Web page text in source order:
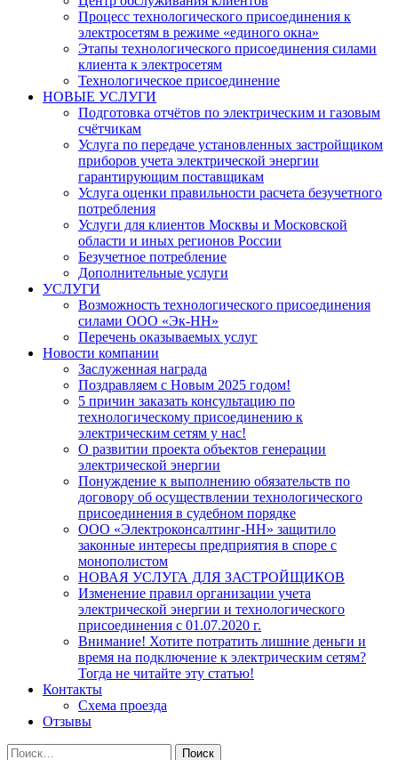
Процесс технологического присоединения к
электросетям в режиме «единого окна»
Этапы технологического присоединения силами
клиента к электросетям
Технологическое присоединение
НОВЫЕ УСЛУГИ
Подготовка отчётов по электрическим и газовым
счётчикам
Услуга по передаче установленных застройщиком
приборов учета электрической энергии
гарантирующим поставщикам
Услуга оценки правильности расчета безучетного
потребления
Услуги для клиентов Москвы и Московской
области и иных регионов России
Безучетное потребление
Дополнительные услуги
УСЛУГИ
​Возможность технологического присоединения
силами ООО «Эк-НН»
Перечень оказываемых услуг
Новости компании
Заслуженная награда
Поздравляем с Новым 2025 годом!
5 причин заказать консультацию по
технологическому присоединению к
электрическим сетям у нас!
О развитии проекта объектов генерации
электрической энергии
Понуждение к выполнению обязательств по
договору об осуществлении технологического
присоединения в судебном порядке
ООО «Электроконсалтинг-НН» защитило
законные интересы предприятия в споре с
монополистом
НОВАЯ УСЛУГА ДЛЯ ЗАСТРОЙЩИКОВ
Изменение правил организации учета
электрической энергии и технологического
присоединения с 01.07.2020 г.
Внимание! Хотите потратить лишние деньги и
время на подключение к электрическим сетям?
Тогда не читайте эту статью!
Контакты
Схема проезда
Отзывы
Найти: